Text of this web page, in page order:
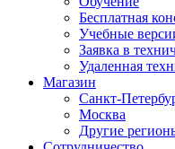
Бесплатная
Учебные
Заявка в
Удаленная
Магазин
Санкт-
Москва
Другие